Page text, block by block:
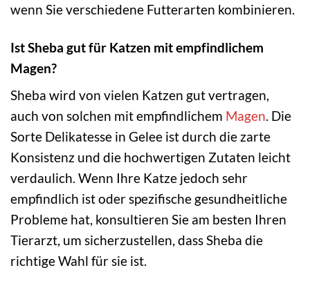
wenn Sie verschiedene Futterarten kombinieren.
Ist Sheba gut für Katzen mit empfindlichem
Magen?
Sheba wird von vielen Katzen gut vertragen,
auch von solchen mit empfindlichem Magen. Die
Sorte Delikatesse in Gelee ist durch die zarte
Konsistenz und die hochwertigen Zutaten leicht
verdaulich. Wenn Ihre Katze jedoch sehr
empfindlich ist oder spezifische gesundheitliche
Probleme hat, konsultieren Sie am besten Ihren
Tierarzt, um sicherzustellen, dass Sheba die
richtige Wahl für sie ist.